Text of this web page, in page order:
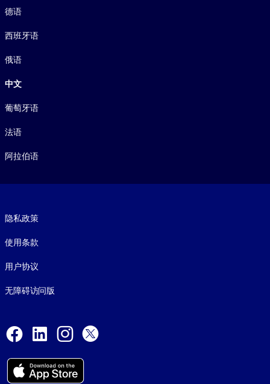
德语
西班牙语
俄语
中文
葡萄牙语
法语
阿拉伯语
隐私政策
使用条款
用户协议
无障碍访问版
Facebook
LinkedInInstagram